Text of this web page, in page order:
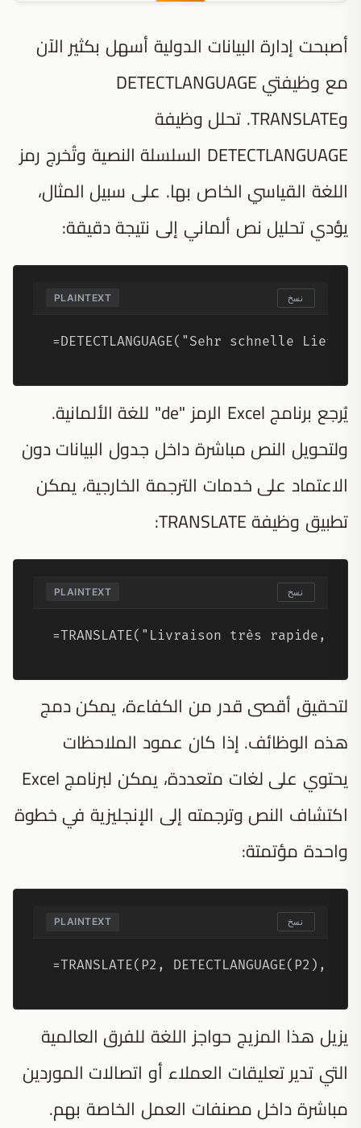
أصبحت إدارة البيانات الدولية أسهل بكثير الآن
مع وظيفتي DETECTLANGUAGE
وTRANSLATE. تحلل وظيفة
DETECTLANGUAGE السلسلة النصية وتُخرج رمز
اللغة القياسي الخاص بها. على سبيل المثال،
يؤدي تحليل نص ألماني إلى نتيجة دقيقة:
PLAINTEXT نسخ
=DETECTLANGUAGE("Sehr schnelle
يُرجع برنامج Excel الرمز "de" للغة الألمانية.
ولتحويل النص مباشرة داخل جدول البيانات دون
الاعتماد على خدمات الترجمة الخارجية، يمكن
تطبيق وظيفة TRANSLATE:
PLAINTEXT نسخ
=TRANSLATE("Livraison très rapide,
لتحقيق أقصى قدر من الكفاءة، يمكن دمج
هذه الوظائف. إذا كان عمود الملاحظات
يحتوي على لغات متعددة، يمكن لبرنامج Excel
اكتشاف النص وترجمته إلى الإنجليزية في خطوة
واحدة مؤتمتة:
PLAINTEXT نسخ
=TRANSLATE(P2, DETECTLANGUAGE(P2),
يزيل هذا المزيج حواجز اللغة للفرق العالمية
التي تدير تعليقات العملاء أو اتصالات الموردين
مباشرة داخل مصنفات العمل الخاصة بهم.